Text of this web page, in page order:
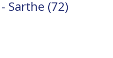
Sarthe (72)